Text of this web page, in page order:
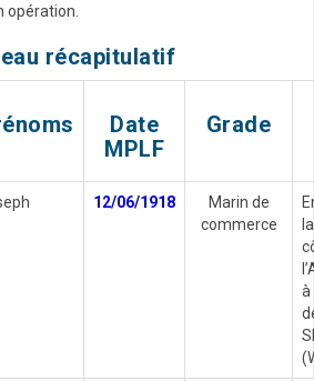
opération.
récapitulatif
Date
MPLF
Grade
12/06/1918
Marin de
commerce
à